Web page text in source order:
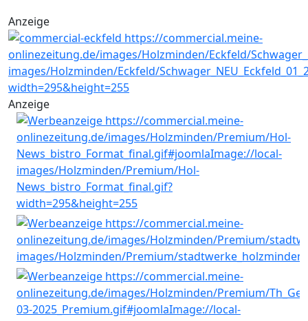
Anzeige
Anzeige